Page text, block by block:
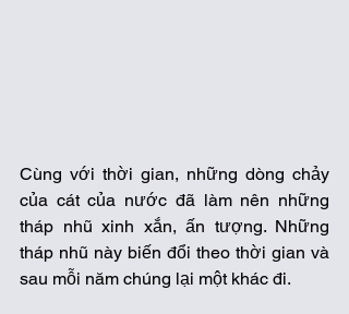
Cùng với thời gian, những dòng chảy
của cát của nước đã làm nên những
tháp nhũ xinh xắn, ấn tượng. Những
tháp nhũ này biến đổi theo thời gian và
sau mỗi năm chúng lại một khác đi.